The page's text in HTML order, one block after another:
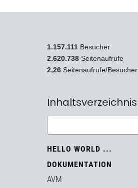
1.157.111 Besucher
2.620.738 Seitenaufrufe
2,26 Seitenaufrufe/Besucher
Inhaltsverzeichnis
HELLO WORLD ...
DOKUMENTATION
AVM